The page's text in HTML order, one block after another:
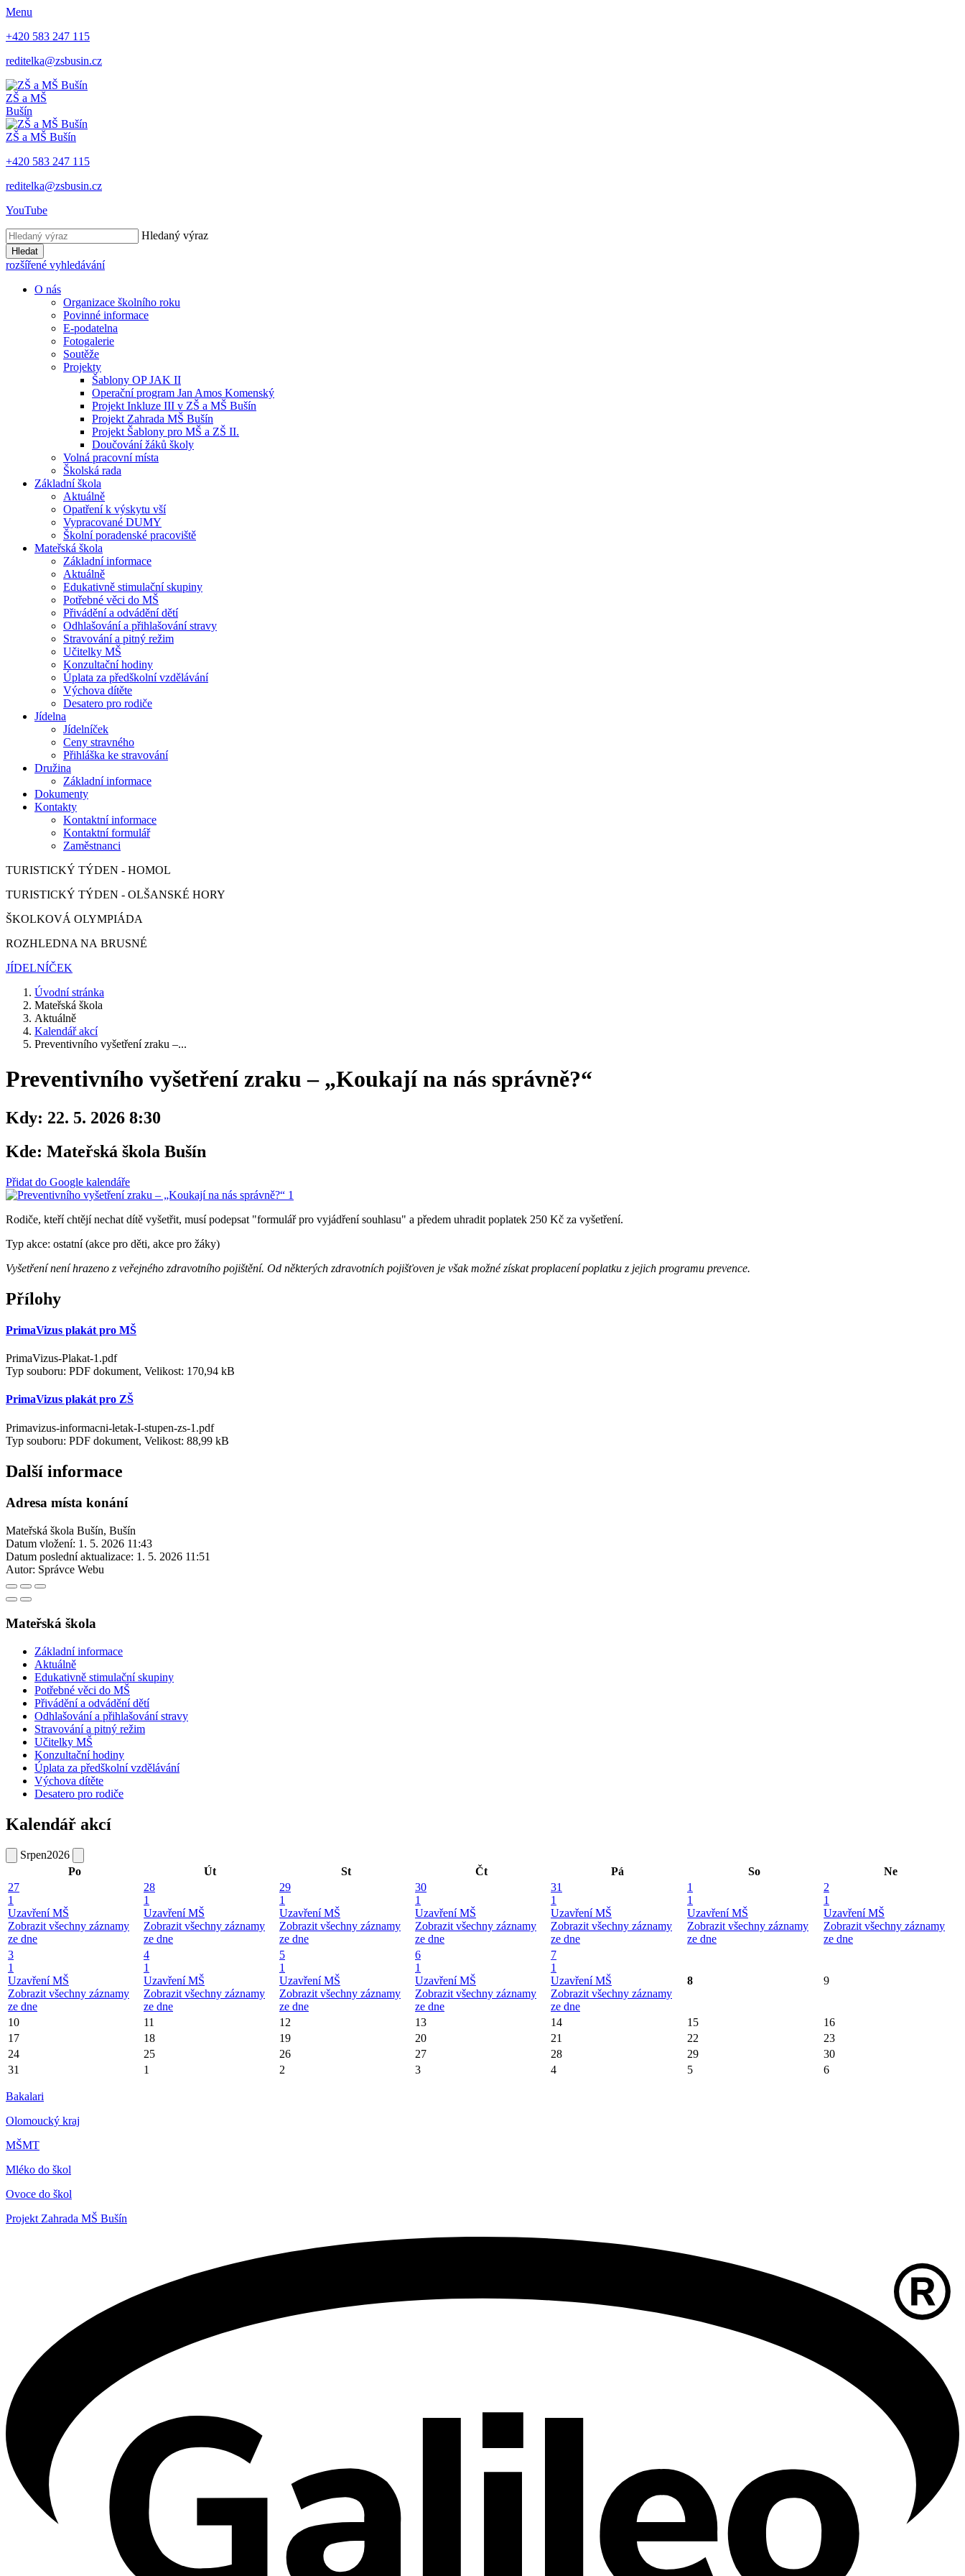
Menu
+420 583 247 115
reditelka@zsbusin.cz
ZŠ a MŠ
Bušín
ZŠ a MŠ Bušín
+420 583 247 115
reditelka@zsbusin.cz
YouTube
Hledaný výraz
Hledat
rozšířené vyhledávání
O nás
Organizace školního roku
Povinné informace
E-podatelna
Fotogalerie
Soutěže
Projekty
Šablony OP JAK II
Operační program Jan Amos Komenský
Projekt Inkluze III v ZŠ a MŠ Bušín
Projekt Zahrada MŠ Bušín
Projekt Šablony pro MŠ a ZŠ II.
Doučování žáků školy
Volná pracovní místa
Školská rada
Základní škola
Aktuálně
Opatření k výskytu vší
Vypracované DUMY
Školní poradenské pracoviště
Mateřská škola
Základní informace
Aktuálně
Edukativně stimulační skupiny
Potřebné věci do MŠ
Přivádění a odvádění dětí
Odhlašování a přihlašování stravy
Stravování a pitný režim
Učitelky MŠ
Konzultační hodiny
Úplata za předškolní vzdělávání
Výchova dítěte
Desatero pro rodiče
Jídelna
Jídelníček
Ceny stravného
Přihláška ke stravování
Družina
Základní informace
Dokumenty
Kontakty
Kontaktní informace
Kontaktní formulář
Zaměstnanci
TURISTICKÝ TÝDEN - HOMOL
TURISTICKÝ TÝDEN - OLŠANSKÉ HORY
ŠKOLKOVÁ OLYMPIÁDA
ROZHLEDNA NA BRUSNÉ
JÍDELNÍČEK
Úvodní stránka
Mateřská škola
Aktuálně
Kalendář akcí
Preventivního vyšetření zraku –...
Preventivního vyšetření zraku – „Koukají na nás správně?“
Kdy: 22. 5. 2026 8:30
Kde: Mateřská škola Bušín
Přidat do Google kalendáře
Rodiče, kteří chtějí nechat dítě vyšetřit, musí podepsat "formulář pro vyjádření souhlasu" a předem uhradit poplatek 250 Kč za vyšetření.
Typ akce: ostatní (akce pro děti, akce pro žáky)
Vyšetření není hrazeno z veřejného zdravotního pojištění. Od některých zdravotních pojišťoven je však možné získat proplacení poplatku z jejich programu prevence.
Přílohy
PrimaVizus plakát pro MŠ
PrimaVizus-Plakat-1.pdf
Typ souboru: PDF dokument, Velikost: 170,94 kB
PrimaVizus plakát pro ZŠ
Primavizus-informacni-letak-I-stupen-zs-1.pdf
Typ souboru: PDF dokument, Velikost: 88,99 kB
Další informace
Adresa místa konání
Mateřská škola Bušín, Bušín
Datum vložení: 1. 5. 2026 11:43
Datum poslední aktualizace: 1. 5. 2026 11:51
Autor: Správce Webu
Mateřská škola
Základní informace
Aktuálně
Edukativně stimulační skupiny
Potřebné věci do MŠ
Přivádění a odvádění dětí
Odhlašování a přihlašování stravy
Stravování a pitný režim
Učitelky MŠ
Konzultační hodiny
Úplata za předškolní vzdělávání
Výchova dítěte
Desatero pro rodiče
Kalendář akcí
Srpen2026
Po
Út St Čt Pá So
Ne
27
1
Uzavření MŠ
Zobrazit všechny záznamy
ze dne
28
1
Uzavření MŠ
Zobrazit všechny záznamy
ze dne
29
1
Uzavření MŠ
Zobrazit všechny záznamy
ze dne
30
1
Uzavření MŠ
Zobrazit všechny záznamy
ze dne
31
1
Uzavření MŠ
Zobrazit všechny záznamy
ze dne
1
1
Uzavření MŠ
Zobrazit všechny záznamy
ze dne
2
1
Uzavření MŠ
Zobrazit všechny záznamy
ze dne
3
1
Uzavření MŠ
Zobrazit všechny záznamy
ze dne
4
1
Uzavření MŠ
Zobrazit všechny záznamy
ze dne
5
1
Uzavření MŠ
Zobrazit všechny záznamy
ze dne
6
1
Uzavření MŠ
Zobrazit všechny záznamy
ze dne
7
1
Uzavření MŠ
Zobrazit všechny záznamy
ze dne
8 9
10 11 12 13 14 15
16
17
18 19 20 21 22
23
24
25 26 27 28 29
30
31
1 2 3 4 5 6
Bakalari
Olomoucký kraj
MŠMT
Mléko do škol
Ovoce do škol
Projekt Zahrada MŠ Bušín